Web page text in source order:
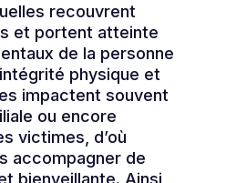
recouvrent
et portent atteinte
de la personne
physique et
impactent souvent
ou encore
victimes, d’où
accompagner de
bienveillante. Ainsi,